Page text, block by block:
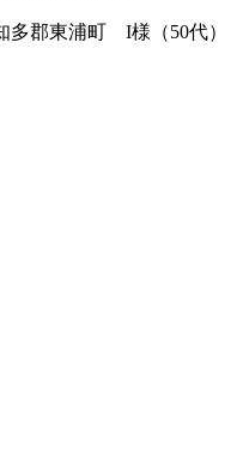
多郡東浦町 I様（50代）